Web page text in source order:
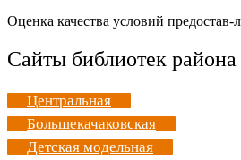
Оценка качества условий предостав-
Сайты библиотек района
Центральная
Большекачаковская
Детская модельная